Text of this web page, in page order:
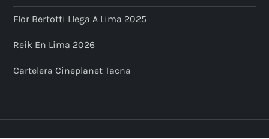
Flor Bertotti Llega A Lima 2025
Reik En Lima 2026
Cartelera Cineplanet Tacna